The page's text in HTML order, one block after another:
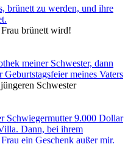
brünett zu werden, und ihre
brünett wird!
meiner Schwester, dann
meines Vaters
Schwester
Schwiegermutter 9.000 Dollar
Dann, bei ihrem
ein Geschenk außer mir.